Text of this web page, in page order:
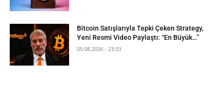
Bitcoin Satışlarıyla Tepki Çeken Strategy,
Yeni Resmi Video Paylaştı: “En Büyük…”
05.08.2026 - 23:33